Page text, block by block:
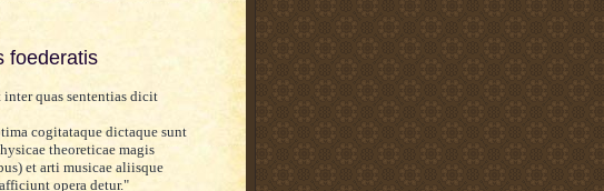
foederatis
quas sententias dicit
cogitataque dictaque sunt
theoreticae magis
et arti musicae aliisque
opera detur."